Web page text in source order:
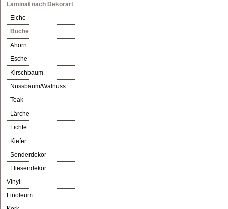
Laminat nach Dekorart
Eiche
Buche
Ahorn
Esche
Kirschbaum
Nussbaum/Walnuss
Teak
Lärche
Fichte
Kiefer
Sonderdekor
Fliesendekor
Vinyl
Linoleum